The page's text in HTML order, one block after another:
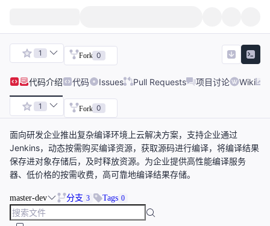
1 Fork 0
代码介绍 代码 Issues Pull Requests 项目讨论 Wiki
1 Fork 0
面向研发企业推出复杂编译环境上云解决方案，支持企业通过
Jenkins，动态按需购买编译资源，获取源码进行编译，将编译结果
保存进对象存储后，及时释放资源。为企业提供高性能编译服务
器、低价格的按需收费，高可靠地编译结果存储。
master-dev 分支 3 Tags 0